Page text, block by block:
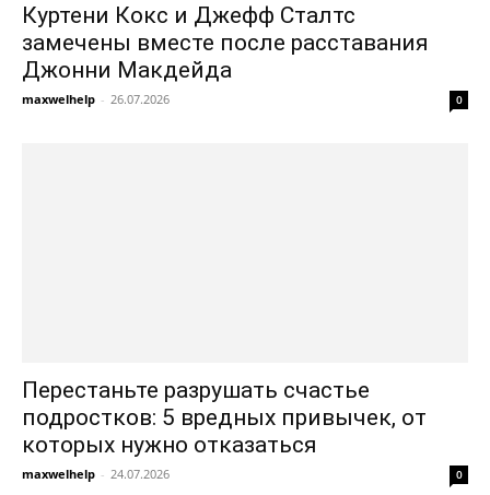
Куртени Кокс и Джефф Сталтс
замечены вместе после расставания
Джонни Макдейда
maxwelhelp - 26.07.2026 0
Перестаньте разрушать счастье
подростков: 5 вредных привычек, от
которых нужно отказаться
maxwelhelp - 24.07.2026 0